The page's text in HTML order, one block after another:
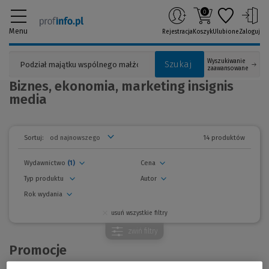
Menu
Szukaj
Wyszukiwanie
zaawansowane
Rejestracja
0
KoszykUlubioneZaloguj
Biznes, ekonomia, marketing insignis
media
Sortuj: 14 produktów
Wydawnictwo (1)
Autor
Cena
Rok wydania
Typ produktu
usuń wszystkie filtry
zwiń filtry
Promocje